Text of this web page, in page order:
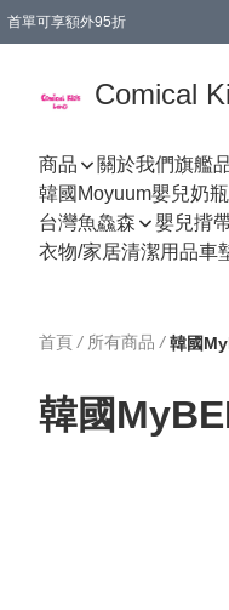
首單可享額外95折
Comical
商品 關於我們旗艦
韓國Moyuum嬰兒奶
台灣魚鱻森
嬰兒揹
衣物/家居清潔用品車
首頁 / 所有商品 / 韓國
韓國